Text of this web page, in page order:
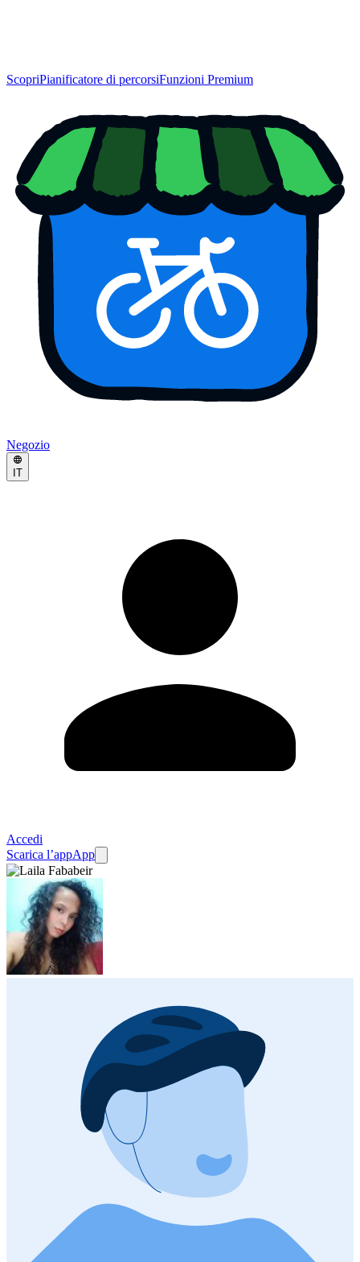
ScopriPianificatore di percorsiFunzioni Premium
Negozio
IT
Accedi
Scarica l’appApp